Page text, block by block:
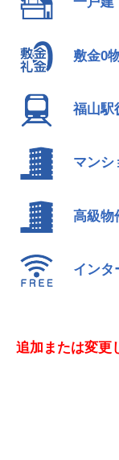
敷金0
福山駅
マンシ
高級物
インタ
追加または変更